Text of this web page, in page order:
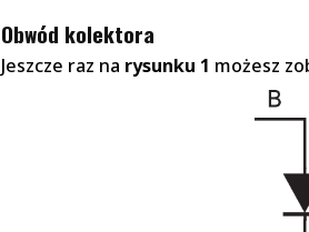
Obwód kolektora
Jeszcze raz na rysunku 1 możesz